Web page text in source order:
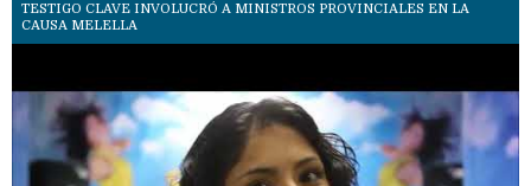
TESTIGO CLAVE INVOLUCRÓ A MINISTROS PROVINCIALES EN LA
CAUSA MELELLA